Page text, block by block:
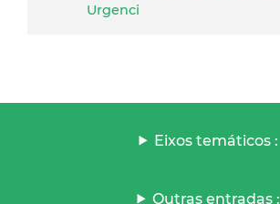
Urgenci
Eixos temáticos :
Outras entradas :